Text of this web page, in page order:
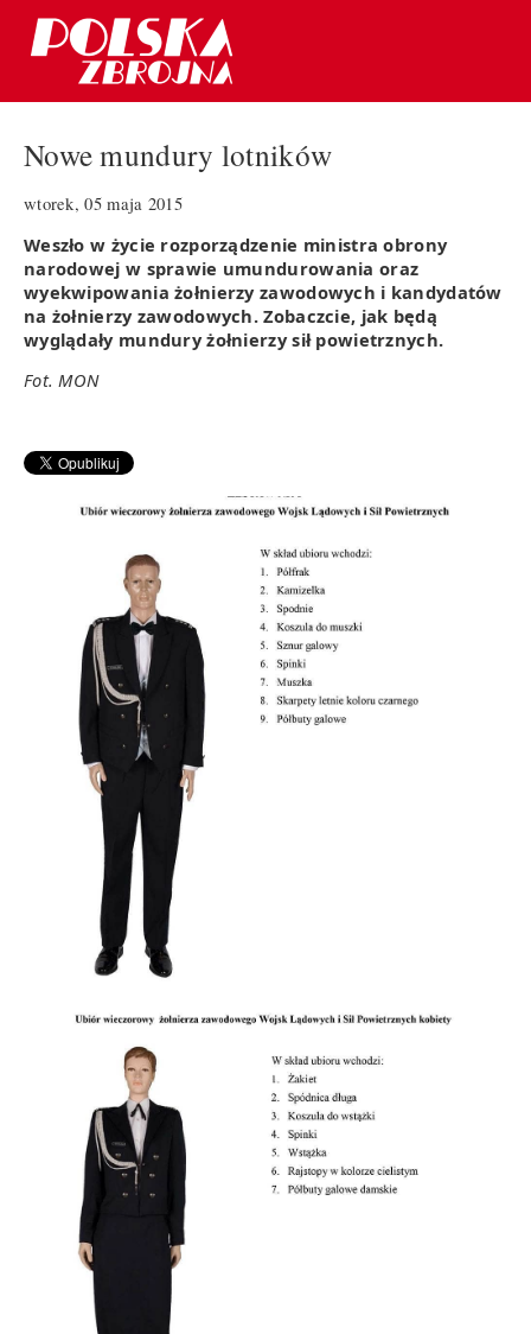
Nowe mundury lotników
wtorek, 05 maja 2015
Weszło w życie rozporządzenie ministra obrony
narodowej w sprawie umundurowania oraz
wyekwipowania żołnierzy zawodowych i kandydatów
na żołnierzy zawodowych. Zobaczcie, jak będą
wyglądały mundury żołnierzy sił powietrznych.
Fot. MON